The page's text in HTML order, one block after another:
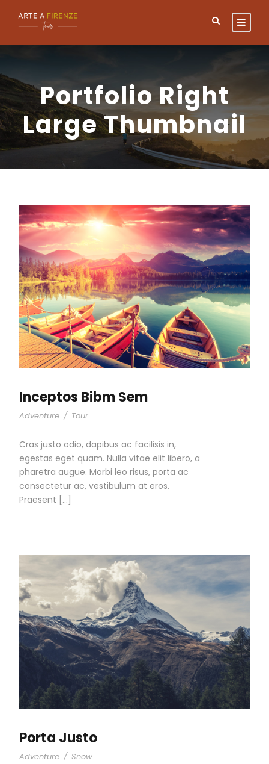
Portfolio Right
Large Thumbnail
Inceptos Bibm Sem
Adventure / Tour
Cras justo odio, dapibus ac facilisis in,
egestas eget quam. Nulla vitae elit libero, a
pharetra augue. Morbi leo risus, porta ac
consectetur ac, vestibulum at eros.
Praesent […]
Porta Justo
Adventure / Snow